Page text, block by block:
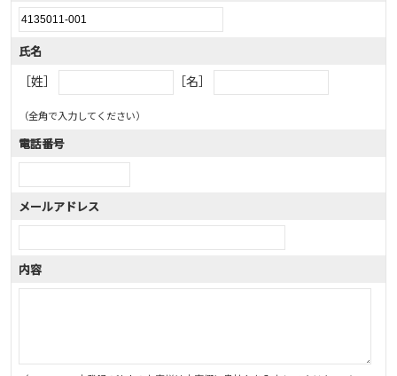
氏名
［姓］ ［名］
（全角で入力してください）
電話番号
メールアドレス
内容